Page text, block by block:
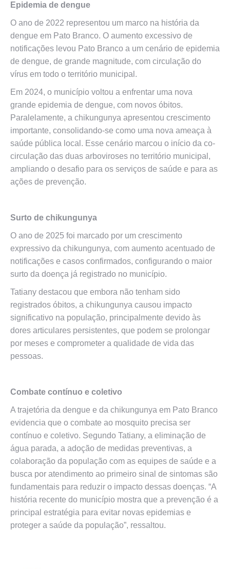
Epidemia de dengue
O ano de 2022 representou um marco na história da
dengue em Pato Branco. O aumento excessivo de
notificações levou Pato Branco a um cenário de epidemia
de dengue, de grande magnitude, com circulação do
vírus em todo o território municipal.
Em 2024, o município voltou a enfrentar uma nova
grande epidemia de dengue, com novos óbitos.
Paralelamente, a chikungunya apresentou crescimento
importante, consolidando-se como uma nova ameaça à
saúde pública local. Esse cenário marcou o início da co-
circulação das duas arboviroses no território municipal,
ampliando o desafio para os serviços de saúde e para as
ações de prevenção.
Surto de chikungunya
O ano de 2025 foi marcado por um crescimento
expressivo da chikungunya, com aumento acentuado de
notificações e casos confirmados, configurando o maior
surto da doença já registrado no município.
Tatiany destacou que embora não tenham sido
registrados óbitos, a chikungunya causou impacto
significativo na população, principalmente devido às
dores articulares persistentes, que podem se prolongar
por meses e comprometer a qualidade de vida das
pessoas.
Combate contínuo e coletivo
A trajetória da dengue e da chikungunya em Pato Branco
evidencia que o combate ao mosquito precisa ser
contínuo e coletivo. Segundo Tatiany, a eliminação de
água parada, a adoção de medidas preventivas, a
colaboração da população com as equipes de saúde e a
busca por atendimento ao primeiro sinal de sintomas são
fundamentais para reduzir o impacto dessas doenças. “A
história recente do município mostra que a prevenção é a
principal estratégia para evitar novas epidemias e
proteger a saúde da população”, ressaltou.